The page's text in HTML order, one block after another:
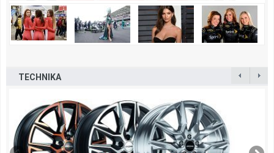
TECHNIKA